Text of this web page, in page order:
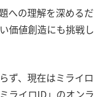
への理解を深めるだ
価値創造にも挑戦し
ず、現在はミライロ
ライロID」のオンラ